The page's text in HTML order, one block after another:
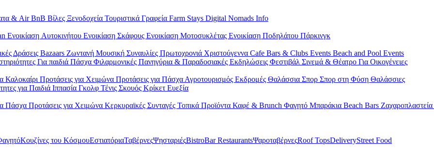
& Air BnB Βίλες Ξενοδοχεία Τουριστικά Γραφεία Farm Stays Digital Nomads Info
Ενοικίαση Aυτοκινήτου Ενοικίαση Σκάφους Ενοικίαση Μοτοσυκλέτας Ενοικίαση Ποδηλάτου Πάρκινγκ
Δράσεις Bazaars Ζωντανή Μουσική Συναυλίες Πρωτοχρονιά Χριστούγεννα Cafe Bars & Clubs Events Beach and Pool Events
Για παιδιά Πάσχα Φιλαρμονικές Πανηγύρια & Παραδοσιακές Εκδηλώσεις Φεστιβάλ Σινεμά & Θέατρο Για Οικογένειες
Καλοκαίρι Προτάσεις για Χειμώνα Προτάσεις για Πάσχα Αγροτουρισμός Εκδρομές Θαλάσσια Σπορ Σπορ στη Φύση Θαλάσσιες
για Παιδιά Ιππασία Γκολφ Τένις Σκουός Κρίκετ Ευεξία
Πάσχα Προτάσεις για Χειμώνα Κερκυραϊκές Συνταγές Τοπικά Προϊόντα Καφέ & Brunch Φαγητό Μπαράκια Beach Bars Ζαχαροπλαστεία
Κουζίνες του ΚόσμουΕστιατόριαΤαβέρνεςΨησταριέςBistroBar RestaurantsΨαροταβέρνεςRoof TopsDeliveryStreet Food